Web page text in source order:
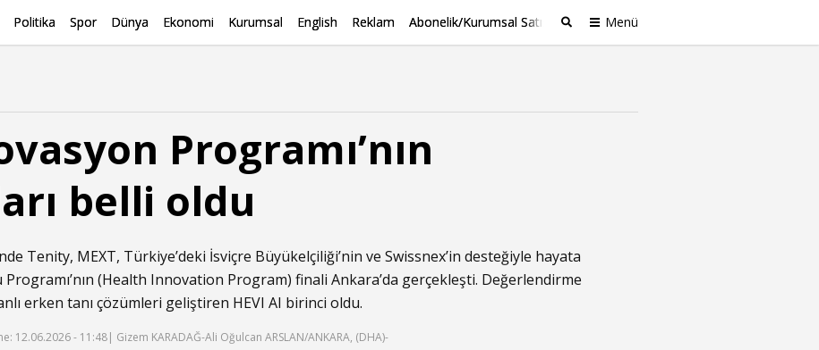
Politika Spor Dünya Ekonomi Kurumsal English Reklam Abonelik/Kurumsal Satış Menü
Programı’nın
belli oldu
Tenity, MEXT, Türkiye’deki İsviçre Büyükelçiliği’nin ve Swissnex’in desteğiyle hayata
Programı’nın (Health Innovation Program) finali Ankara’da gerçekleşti. Değerlendirme
erken tanı çözümleri geliştiren HEVI AI birinci oldu.
12.06.2026 - 11:48| Gizem KARADAĞ-Ali Oğulcan ARSLAN/ANKARA, (DHA)-